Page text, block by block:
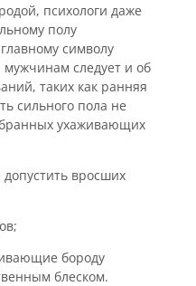
психологи даже
полу
символу
мужчинам следует и об
таких как ранняя
сильного пола не
ухаживающих
вросших
бороду
блеском.